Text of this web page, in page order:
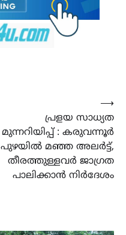
പ്രളയ സാധ്യത
മുന്നറിയിപ്പ് : കരുവന്നൂർ
പുഴയിൽ മഞ്ഞ അലർട്ട്,
തീരത്തുള്ളവർ ജാഗ്രത
പാലിക്കാൻ നിർദേശം
⟶